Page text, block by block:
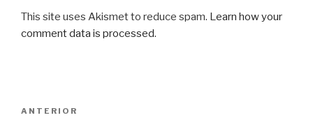
This site uses Akismet to reduce spam. Learn how your
comment data is processed.
Entrada
ANTERIOR